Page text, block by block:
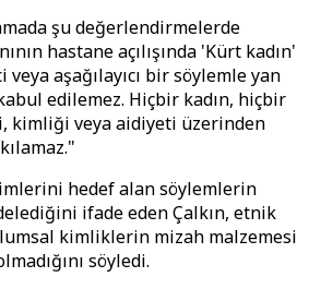
şu değerlendirmelerde
hastane açılışında 'Kürt kadın'
aşağılayıcı bir söylemle yan
edilemez. Hiçbir kadın, hiçbir
kimliği veya aidiyeti üzerinden
hedef alan söylemlerin
ifade eden Çalkın, etnik
kimliklerin mizah malzemesi
söyledi.